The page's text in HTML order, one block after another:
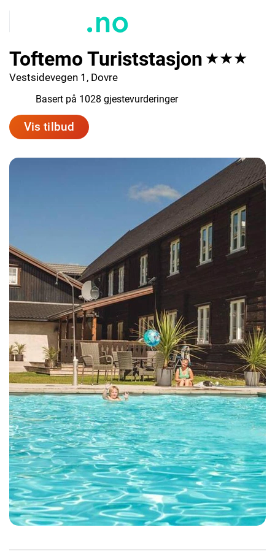
Toftemo Turiststasjon ★★★
Vestsidevegen 1, Dovre
Basert på 1028 gjestevurderinger
Vis tilbud